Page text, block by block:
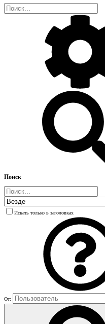
Поиск
Искать только в заголовках
От: